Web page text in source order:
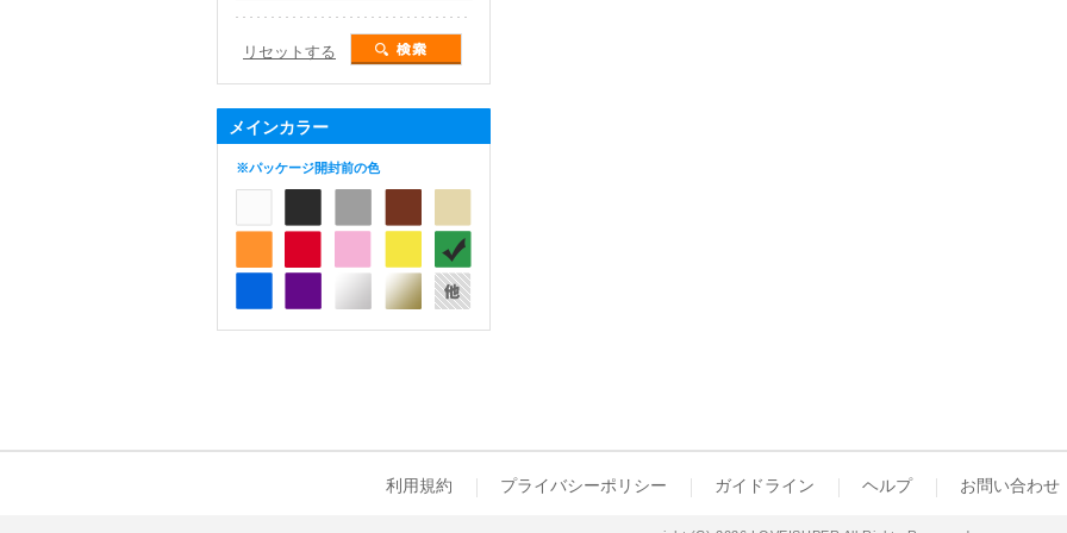
リセットする
メインカラー
※パッケージ開封前の色
利用規約 プライバシーポリシー ガイドライン ヘルプ お問い合わせ